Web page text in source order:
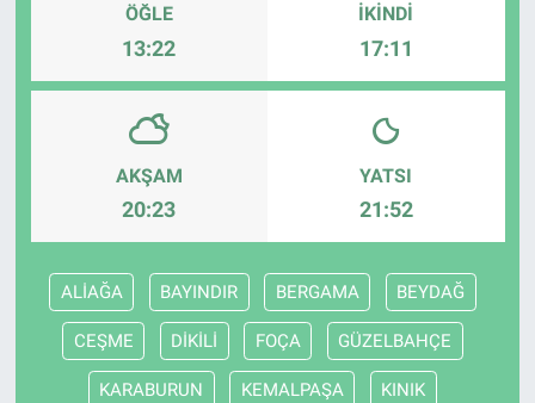
ÖĞLE
13:22
İKINDI
17:11
AKŞAM
20:23
YATSI
21:52
ALİAĞA BAYINDIR BERGAMA BEYDAĞ
CEŞME DİKİLİ FOÇA GÜZELBAHÇE
KARABURUN KEMALPAŞA KINIK
BİLİM VE TEKNOLOJİ